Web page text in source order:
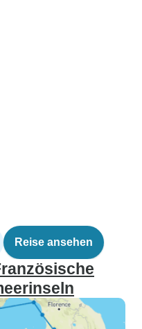
Reise ansehen